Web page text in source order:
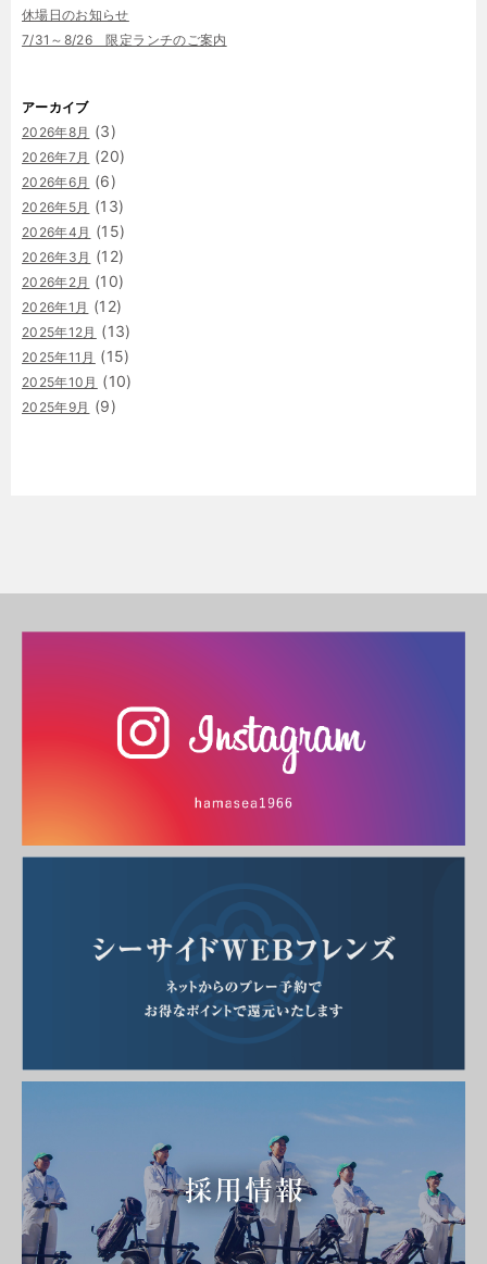
休場日のお知らせ
7/31～8/26 限定ランチのご案内
アーカイブ
2026年8月 (3)
2026年7月 (20)
2026年6月 (6)
2026年5月 (13)
2026年4月 (15)
2026年3月 (12)
2026年2月 (10)
2026年1月 (12)
2025年12月 (13)
2025年11月 (15)
2025年10月 (10)
2025年9月 (9)